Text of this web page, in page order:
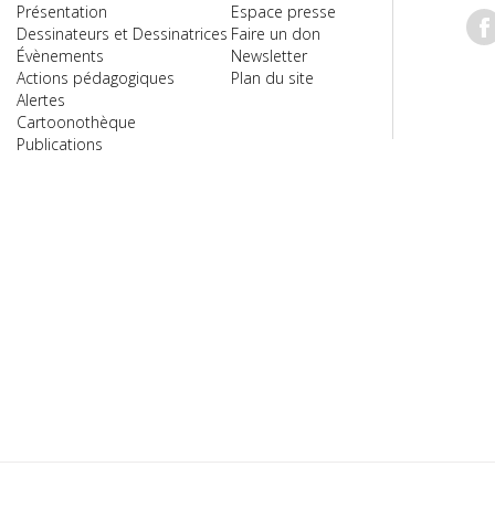
Présentation
Dessinateurs et Dessinatrices
Évènements
Actions pédagogiques
Alertes
Cartoonothèque
Publications
Espace presse
Faire un don
Newsletter
Plan du site